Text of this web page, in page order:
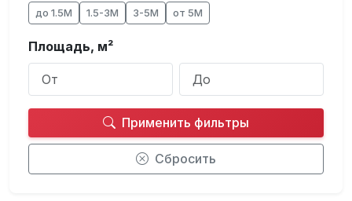
до 1.5М 1.5-3М 3-5М от 5М
Площадь, м²
Применить фильтры
Сбросить